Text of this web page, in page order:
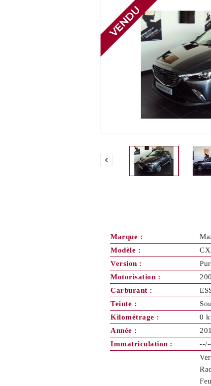

Marque :
Modèle :
Version :
Motorisation :
Carburant :
Teinte :
Kilométrage :
0
Année :
Immatriculation :